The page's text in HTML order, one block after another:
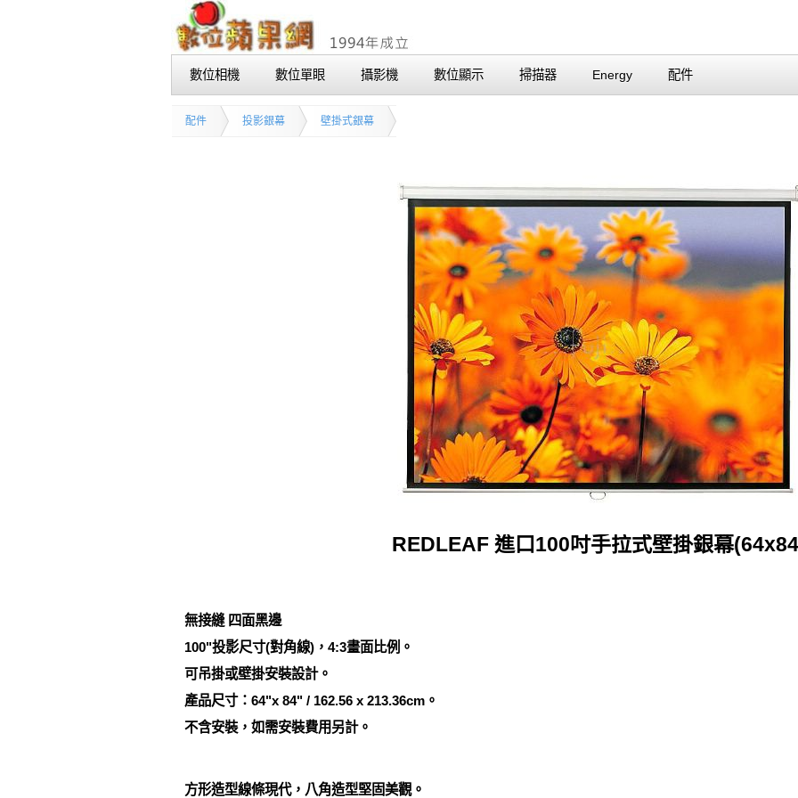
數位相機 數位單眼 攝影機 數位顯示 掃描器 Energy 配件
配件 投影銀幕 壁掛式銀幕
REDLEAF 進口100吋手拉式壁掛銀幕
無接縫 四面黑邊
100"投影尺寸(對角線)，4:3畫面比例。
可吊掛或壁掛安裝設計。
產品尺寸：64"x 84" / 162.56 x 213.36cm。
不含安裝，如需安裝費用另計。
方形造型線條現代，八角造型堅固美觀。